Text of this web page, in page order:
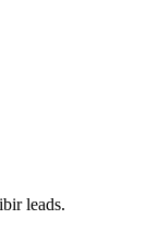
leads.